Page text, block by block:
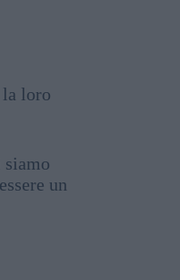
loro
siamo
un